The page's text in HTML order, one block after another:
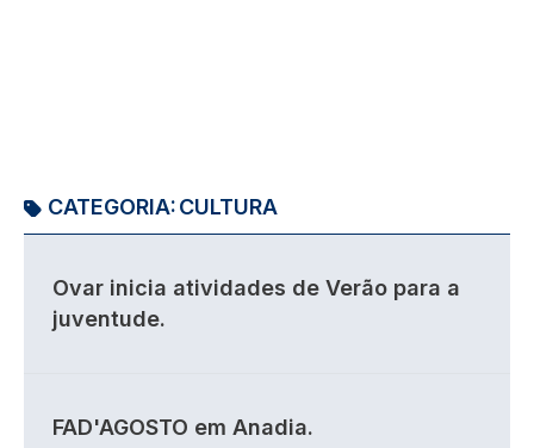
CATEGORIA:CULTURA
Ovar inicia atividades de Verão para a
juventude.
FAD'AGOSTO em Anadia.